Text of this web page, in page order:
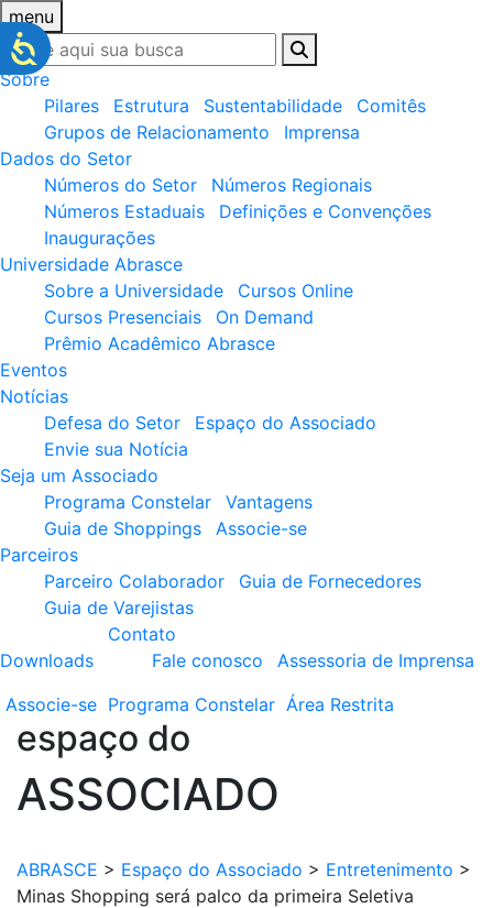
menu
Sobre
Pilares
Estrutura Sustentabilidade
Comitês
Grupos de Relacionamento
Imprensa
Dados do Setor
Números do Setor
Números Regionais
Números Estaduais
Definições e Convenções
Inaugurações
Universidade Abrasce
Sobre a Universidade
Cursos Online
Cursos Presenciais
On Demand
Prêmio Acadêmico Abrasce
Eventos
Notícias
Defesa do Setor
Espaço do Associado
Envie sua Notícia
Seja um Associado
Programa Constelar
Vantagens
Guia de Shoppings
Associe-se
Parceiros
Parceiro Colaborador
Guia de Fornecedores
Guia de Varejistas
Downloads
Contato
Fale conosco
Assessoria de Imprensa
Associe-se Programa Constelar Área Restrita
espaço do
ASSOCIADO
ABRASCE > Espaço do Associado > Entretenimento >
Minas Shopping será palco da primeira Seletiva